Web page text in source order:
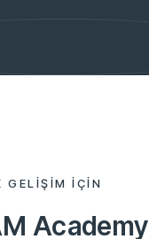
GELIŞIM IÇIN
Academy